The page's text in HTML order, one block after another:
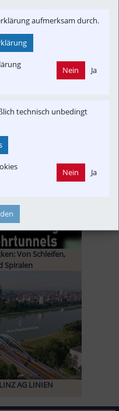
Von Schleifen,
Spiralen
AG LINIEN
aufmerksam durch.
Nein Ja
technisch unbedingt
Nein Ja